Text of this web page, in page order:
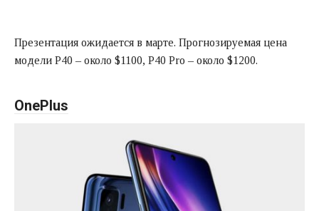
Презентация ожидается в марте. Прогнозируемая цена
модели Р40 – около $1100, Р40 Pro – около $1200.
OnePlus